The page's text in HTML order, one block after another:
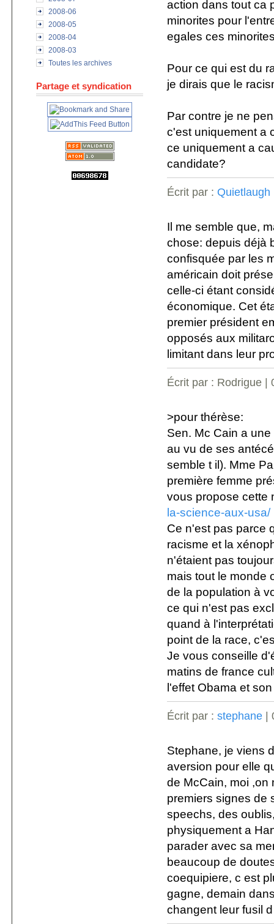
2008-06
2008-05
2008-04
2008-03
Toutes les archives
Partage et syndication
action dans tout ca
minorites pour
egales ces
Pour ce qui est du
je dirais que le
Par contre je ne
c'est uniquement a
ce uniquement a
candidate?
Écrit par : Quietlaugh
Il me semble que,
chose: depuis déjà
confisquée par les
américain doit
celle-ci étant
économique. Cet
premier président
opposés aux
limitant dans leur
Écrit par : Rodrigue |
>pour thérèse:
Sen. Mc Cain a
au vu de ses
semble t il). Mme
première femme
vous propose cette
la-science-aux-usa/
Ce n'est pas parce
racisme et la
n'étaient pas
mais tout le monde
de la population à
ce qui n'est pas
quand à
point de la race,
Je vous conseille
matins de france
l'effet Obama et
Écrit par : stephane |
Stephane, je viens
aversion pour elle
de McCain, moi ,on
premiers signes de
speechs, des
physiquement a
parader avec sa
beaucoup de
coequipiere, c est
gagne, demain
changent leur fusil